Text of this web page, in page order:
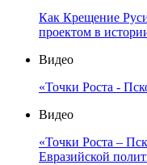
Как Крещение
проектом в
Видео
«Точки Роста -
Видео
«Точки Роста –
Евразийской